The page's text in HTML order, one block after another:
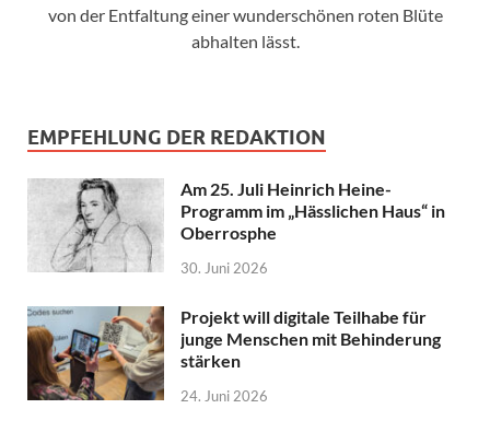
von der Entfaltung einer wunderschönen roten Blüte
abhalten lässt.
EMPFEHLUNG DER REDAKTION
Am 25. Juli Heinrich Heine-
Programm im „Hässlichen Haus“ in
Oberrosphe
30. Juni 2026
Projekt will digitale Teilhabe für
junge Menschen mit Behinderung
stärken
24. Juni 2026